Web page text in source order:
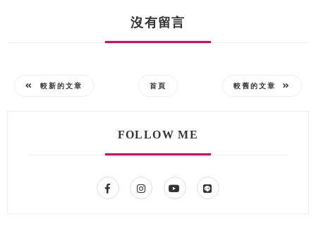
沒有留言
較新的文章 首頁 較舊的文章
FOLLOW ME